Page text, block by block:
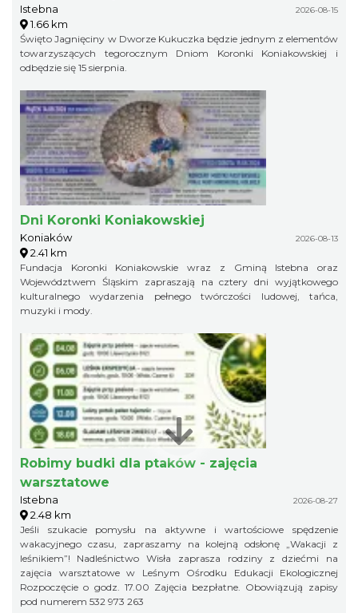
Istebna 2026-08-15
1.66 km
Święto Jagnięciny w Dworze Kukuczka będzie jednym z elementów
towarzyszących tegorocznym Dniom Koronki Koniakowskiej i
odbędzie się 15 sierpnia.
Dni Koronki Koniakowskiej
Koniaków 2026-08-13
2.41 km
Fundacja Koronki Koniakowskie wraz z Gminą Istebna oraz
Województwem Śląskim zapraszają na cztery dni wyjątkowego
kulturalnego wydarzenia pełnego twórczości ludowej, tańca,
muzyki i mody.
Robimy budki dla ptaków - zajęcia
warsztatowe
Istebna 2026-08-27
2.48 km
Jeśli szukacie pomysłu na aktywne i wartościowe spędzenie
wakacyjnego czasu, zapraszamy na kolejną odsłonę „Wakacji z
leśnikiem”! Nadleśnictwo Wisła zaprasza rodziny z dziećmi na
zajęcia warsztatowe w Leśnym Ośrodku Edukacji Ekologicznej
Rozpoczęcie o godz. 17.00 Zajęcia bezpłatne. Obowiązują zapisy
pod numerem 532 973 263